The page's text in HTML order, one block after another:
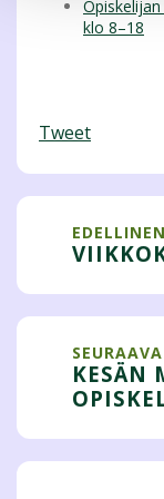
klo 8–18
Tweet
KESÄN